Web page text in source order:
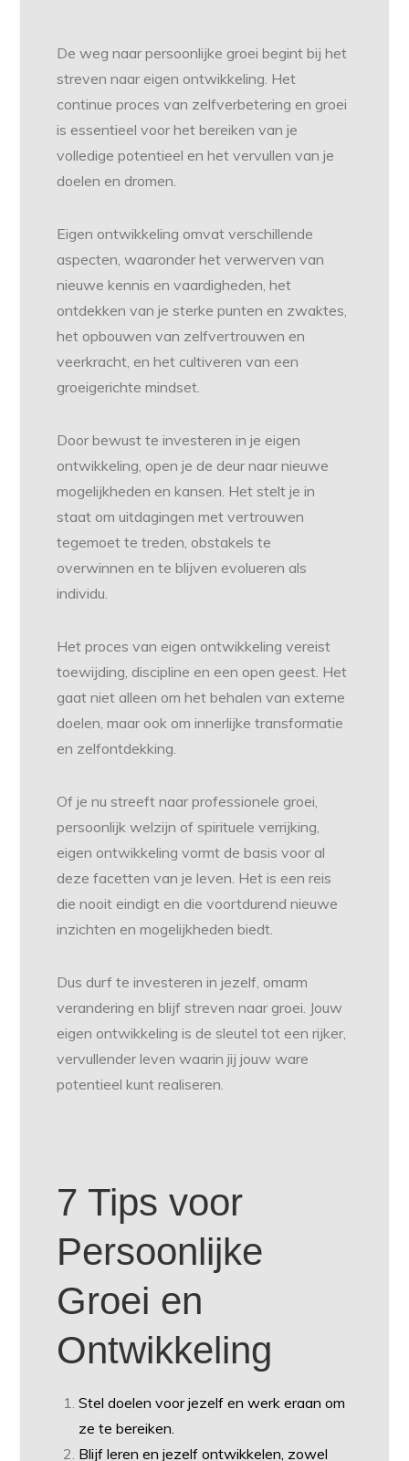
De weg naar persoonlijke groei begint bij het
streven naar eigen ontwikkeling. Het
continue proces van zelfverbetering en groei
is essentieel voor het bereiken van je
volledige potentieel en het vervullen van je
doelen en dromen.
Eigen ontwikkeling omvat verschillende
aspecten, waaronder het verwerven van
nieuwe kennis en vaardigheden, het
ontdekken van je sterke punten en zwaktes,
het opbouwen van zelfvertrouwen en
veerkracht, en het cultiveren van een
groeigerichte mindset.
Door bewust te investeren in je eigen
ontwikkeling, open je de deur naar nieuwe
mogelijkheden en kansen. Het stelt je in
staat om uitdagingen met vertrouwen
tegemoet te treden, obstakels te
overwinnen en te blijven evolueren als
individu.
Het proces van eigen ontwikkeling vereist
toewijding, discipline en een open geest. Het
gaat niet alleen om het behalen van externe
doelen, maar ook om innerlijke transformatie
en zelfontdekking.
Of je nu streeft naar professionele groei,
persoonlijk welzijn of spirituele verrijking,
eigen ontwikkeling vormt de basis voor al
deze facetten van je leven. Het is een reis
die nooit eindigt en die voortdurend nieuwe
inzichten en mogelijkheden biedt.
Dus durf te investeren in jezelf, omarm
verandering en blijf streven naar groei. Jouw
eigen ontwikkeling is de sleutel tot een rijker,
vervullender leven waarin jij jouw ware
potentieel kunt realiseren.
7 Tips voor
Persoonlijke
Groei en
Ontwikkeling
Stel doelen voor jezelf en werk eraan om
ze te bereiken.
Blijf leren en jezelf ontwikkelen, zowel